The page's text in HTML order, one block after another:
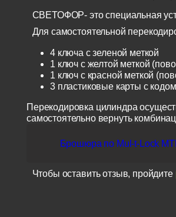
СВЕТОФОР- это специальная
Для самостоятельной
4 ключа с зеленой меткой
1 ключ с желтой меткой
1 ключ с красной меткой
3 пластиковые карты с
Перекодировка цилиндра
самостоятельно вернуть
Брошюра по Mul-t-Lock
Чтобы оставить отзыв, пройдите